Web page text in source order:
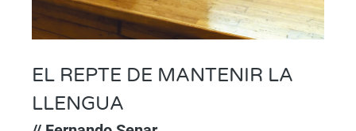
EL REPTE DE MANTENIR LA
LLENGUA